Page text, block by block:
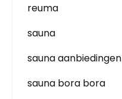
reuma
sauna
sauna aanbiedingen
sauna bora bora